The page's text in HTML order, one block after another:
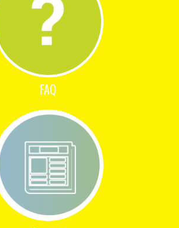
FAQ